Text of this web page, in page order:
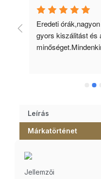
Eredeti
gyors kiszálitást és
Leírás
Márkatörténet
Jellemzői